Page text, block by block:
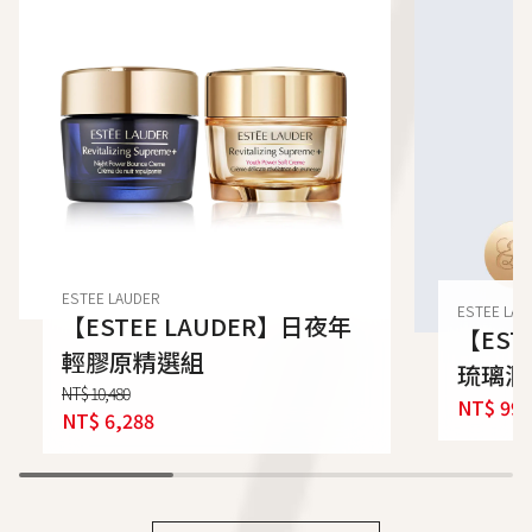
ESTEE LAUDER
【ESTEE LAUDER】日夜年
輕膠原精選組
NT$10,480
NT$ 6,288
ESTEE
【
琉璃
NT$ 990